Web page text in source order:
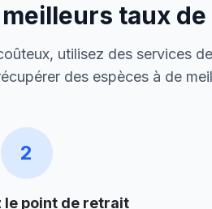
taux
utilisez des services
des espèces à de
2
le point de retrait